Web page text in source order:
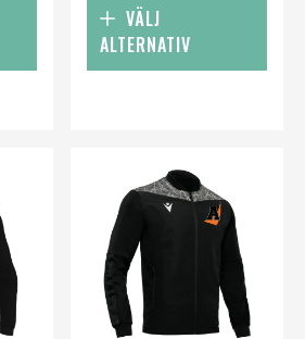
VÄLJ
ALTERNATIV